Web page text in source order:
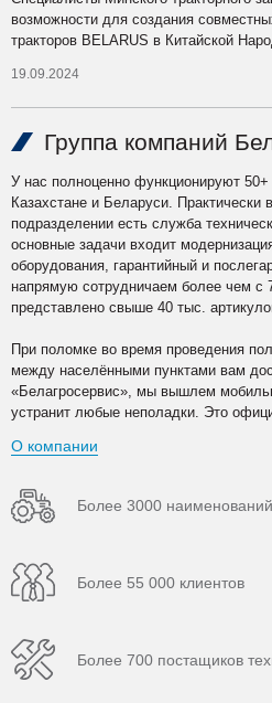
возможности для создания
тракторов BELARUS в Китайской
19.09.2024
Группа компаний
У нас полноценно функционируют
Казахстане и Беларуси. Практически
подразделении есть служба
основные задачи входит
оборудования, гарантийный и
напрямую сотрудничаем более чем с
представлено свыше 40 тыс.
При поломке во время проведения
между населёнными пунктами вам
«Белагросервис», мы вышлем
устранит любые неполадки. Это
О компании
Более 3000 наименований
Более 55 000 клиентов
Более 700 постащиков